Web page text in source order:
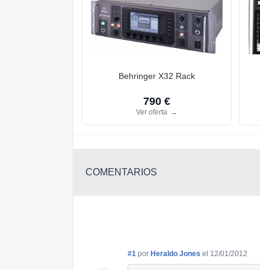
Behringer X32 Rack
790 €
Ver oferta →
COMENTARIOS
#1 por Heraldo Jones el 12/01/2012